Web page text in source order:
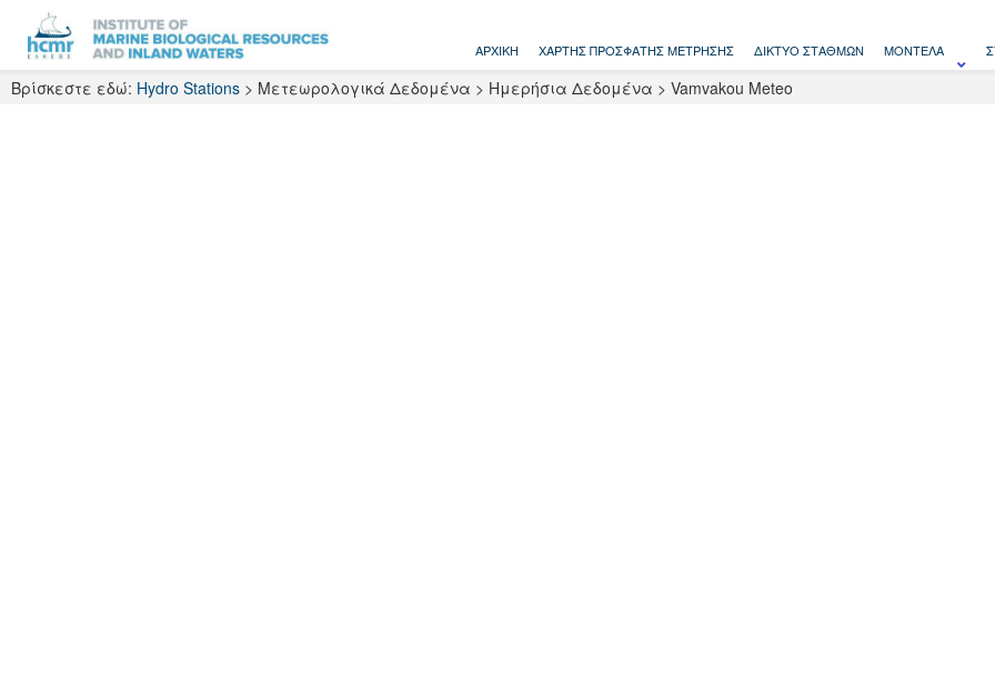
content
ΑΡΧΙΚΉ ΧΆΡΤΗΣ ΠΡΌΣΦΑΤΗΣ ΜΈΤΡΗΣΗΣ ΔΊΚΤΥΟ ΣΤΑΘΜΏΝ ΜΟΝΤΈΛΑ
Βρίσκεστε εδώ: Hydro Stations > Μετεωρολογικά Δεδομένα > Ημερήσια Δεδομένα > Vamvakou Meteo